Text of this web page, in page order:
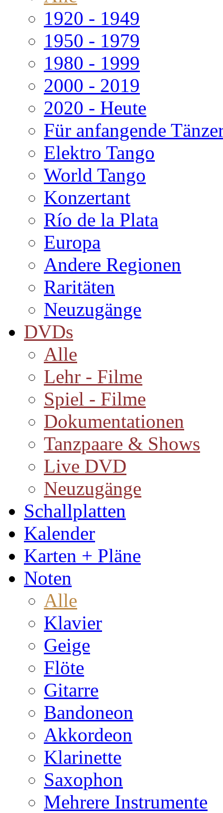
1920 - 1949
1950 - 1979
1980 - 1999
2000 - 2019
2020 - Heute
Für anfangende
Elektro Tango
World Tango
Konzertant
Río de la Plata
Europa
Andere Regionen
Raritäten
Neuzugänge
DVDs
Alle
Lehr - Filme
Spiel - Filme
Dokumentationen
Tanzpaare & Shows
Live DVD
Neuzugänge
Schallplatten
Kalender
Karten + Pläne
Noten
Alle
Klavier
Geige
Flöte
Gitarre
Bandoneon
Akkordeon
Klarinette
Saxophon
Mehrere Instrumente